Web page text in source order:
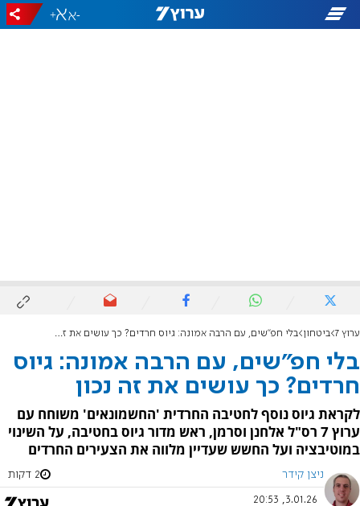
-
+
ערוץ 7 ביטחון בלי חפ"שים, עם הרבה אמונה: גיוס חרדים? כך עושים את זה נכון
בלי חפ"שים, עם הרבה אמונה: גיוס
חרדים? כך עושים את זה נכון
לקראת גיוס נוסף לחטיבה החרדית 'החשמונאים' משוחח עם
ערוץ 7 רס"ל אלחנן וסרמן, ראש מדור גיוס בחטיבה, על השינוי
במוטיבציה ועל החשש שעדיין מלווה את הצעירים החרדים
ניצן קידר 2 דקות
3.01.26, 20:53